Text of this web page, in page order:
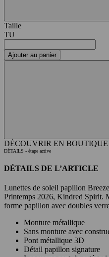
Taille
TU
Ajouter au panier
DÉCOUVRIR EN BOUTIQUE
DÉTAILS - étape active
DÉTAILS DE L’ARTICLE
Lunettes de soleil papillon
Printemps 2026, Kindred Spirit.
forme papillon avec doubles
Monture métallique
Sans monture avec
Pont métallique 3D
Détail papillon signature